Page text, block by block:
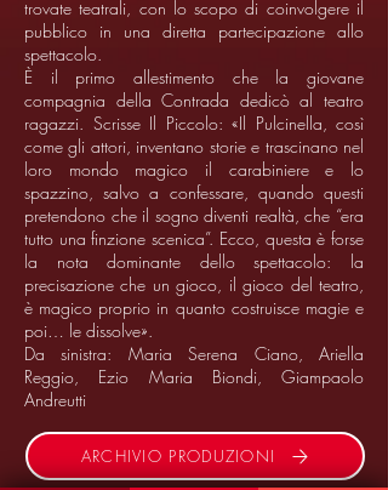
trovate teatrali, con lo scopo di coinvolgere il
pubblico in una diretta partecipazione allo
spettacolo.
È il primo allestimento che la giovane
compagnia della Contrada dedicò al teatro
ragazzi. Scrisse Il Piccolo: «Il Pulcinella, così
come gli attori, inventano storie e trascinano nel
loro mondo magico il carabiniere e lo
spazzino, salvo a confessare, quando questi
pretendono che il sogno diventi realtà, che “era
tutto una finzione scenica”. Ecco, questa è forse
la nota dominante dello spettacolo: la
precisazione che un gioco, il gioco del teatro,
è magico proprio in quanto costruisce magie e
poi… le dissolve».
Da sinistra: Maria Serena Ciano, Ariella
Reggio, Ezio Maria Biondi, Giampaolo
Andreutti
ARCHIVIO PRODUZIONI